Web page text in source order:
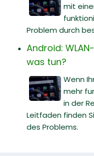
mit
Problem durch
Android:
was tun?
Wenn
mehr
in der
Leitfaden finden
des Problems.